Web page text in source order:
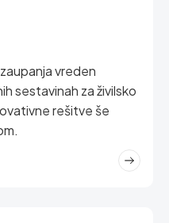
vreden
sestavinah za živilsko
rešitve še